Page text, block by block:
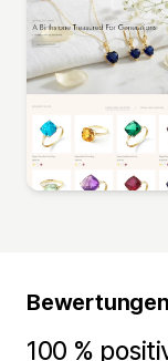
Bewertungen
100 %